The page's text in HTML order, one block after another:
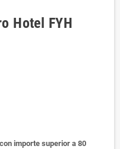
Hotel FYH
importe superior a 80